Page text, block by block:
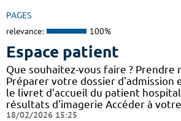
PAGES
relevance: 100%
Espace patient
Que souhaitez-vous faire ? Prendre
Préparer votre dossier d'admission
le livret d'accueil du patient
résultats d'imagerie Accéder à
18/02/2026 15:25